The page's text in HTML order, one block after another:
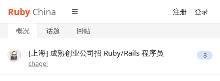
Ruby China 注册 登录
概况 话题 回帖
[上海] 成熟创业公司招 Ruby/Rails 程序员
chagel
8